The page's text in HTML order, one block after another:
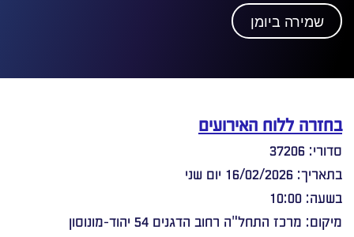
שמירה ביומן
בחזרה ללוח האירועים
סדורי: 37206
בתאריך: 16/02/2026 יום שני
בשעה: 10:00
מיקום: מרכז התחל"ה רחוב הדגנים 54 יהוד-מונוסון